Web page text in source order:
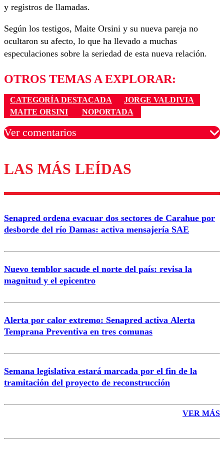
y registros de llamadas.
Según los testigos, Maite Orsini y su nueva pareja no
ocultaron su afecto, lo que ha llevado a muchas
especulaciones sobre la seriedad de esta nueva relación.
OTROS TEMAS A EXPLORAR:
CATEGORÍA DESTACADA
JORGE VALDIVIA
MAITE ORSINI
NOPORTADA
Ver comentarios
Los comentarios son moderados para garantizar un
diálogo respetuoso.
Correo
LAS MÁS LEÍDAS
Senapred ordena evacuar dos sectores de Carahue por
desborde del río Damas: activa mensajería SAE
Nuevo temblor sacude el norte del país: revisa la
magnitud y el epicentro
Alerta por calor extremo: Senapred activa Alerta
Temprana Preventiva en tres comunas
Semana legislativa estará marcada por el fin de la
tramitación del proyecto de reconstrucción
VER MÁS